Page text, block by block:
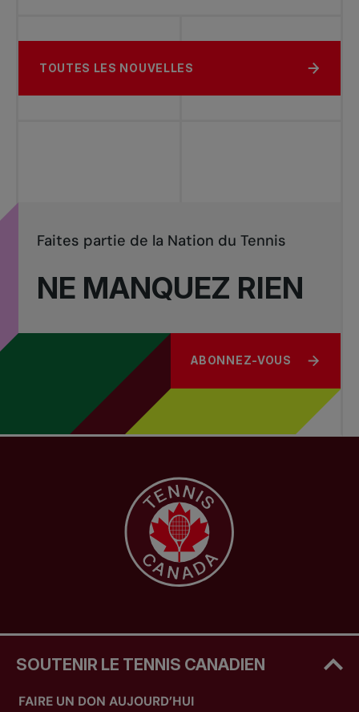
TOUTES LES NOUVELLES
NE MANQUEZ RIEN
Faites partie de la Nation du Tennis
ABONNEZ-VOUS
SOUTENIR LE TENNIS CANADIEN
FAIRE UN DON AUJOURD’HUI